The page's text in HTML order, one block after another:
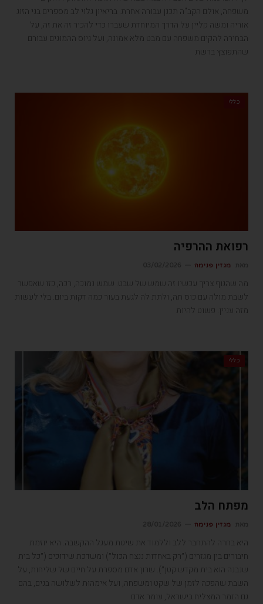
משפחה, אולם הקב"ה תכנן עבורה אחרת. בריאיון גלוי לב מספרים בני הזוג
אוריה ומשה קליין על הדרך המיוחדת שעברו כדי להכיר זה את זה, על
הבחירה להקים משפחה עם מבט מלא אמונה, ועל גיוס ההמונים עבורם
שהתפוצץ ברשת
כללי
רפואת ההרפיה
מגזין פנימה
מה שהגוף צריך עכשיו זה שמש של שבט. שמש נמוכה, רכה, כזו שאפשר
לשבת מולה עם כוס תה, ולתת לה לגעת בעור כמה דקות ביום. בלי לעשות
מזה עניין. פשוט להיות
כללי
מפתח הלב
מגזין פנימה
היא בחרה להתחבר ללב וללמוד את שיטת מעגל ההקשבה. היא יוזמת
חיבורים בין מגזרים (״רק באחדות ננצח הכול״) ומשדכת שידוכים (״כל בית
שנבנה הוא בית מקדש קטן״). שרון אדם מספרת על חיים של שליחות, על
השבת שהפכה לזמן של שקט ומשפחה, ועל אימהוּת לשלושה בנים, בהם
גם הזמר המצליח בישראל, עומר אדם